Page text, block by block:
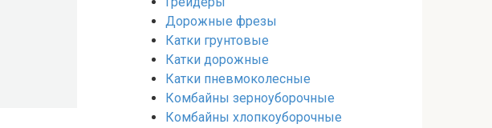
Дорожные фрезы
Катки грунтовые
Катки дорожные
Катки пневмоколесные
Комбайны зерноуборочные
Комбайны хлопкоуборочные